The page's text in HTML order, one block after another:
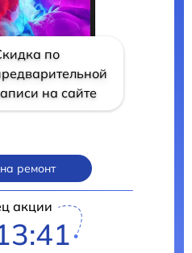
по
на сайте
ремонт
акции